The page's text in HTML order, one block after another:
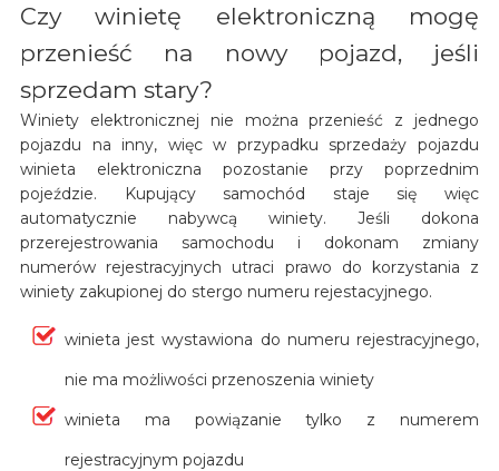
Czy winietę elektroniczną mogę
przenieść na nowy pojazd, jeśli
sprzedam stary?
Winiety elektronicznej nie można przenieść z jednego
pojazdu na inny, więc w przypadku sprzedaży pojazdu
winieta elektroniczna pozostanie przy poprzednim
pojeździe. Kupujący samochód staje się więc
automatycznie nabywcą winiety. Jeśli dokona
przerejestrowania samochodu i dokonam zmiany
numerów rejestracyjnych utraci prawo do korzystania z
winiety zakupionej do stergo numeru rejestacyjnego.
winieta jest wystawiona do numeru rejestracyjnego,
nie ma możliwości przenoszenia winiety
winieta ma powiązanie tylko z numerem
rejestracyjnym pojazdu